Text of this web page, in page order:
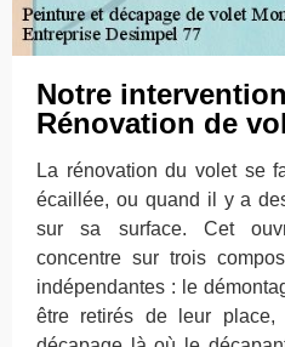
Notre
Rénovation de
La rénovation du volet se
écaillée, ou quand il y a
sur sa surface. Cet
concentre sur trois
indépendantes : le
être retirés de leur